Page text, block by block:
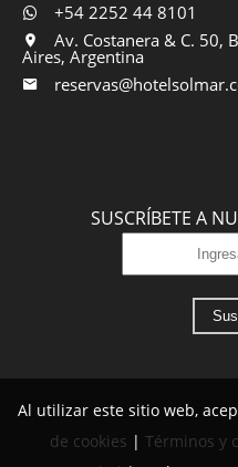
+54 2252 44 8101
Av. Costanera & C. 50,
Aires, Argentina
SUSCRÍBETE A
Al utilizar este sitio web,
de cookies | Términos y